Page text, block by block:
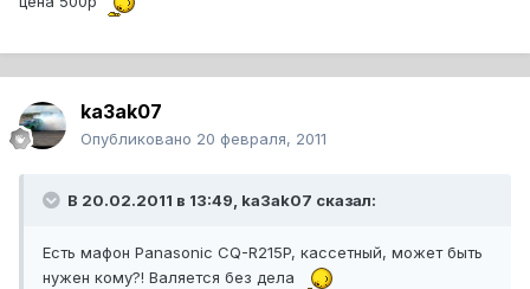
ka3ak07
Опубликовано 20 февраля, 2011
В 20.02.2011 в 13:49, ka3ak07 сказал:
Есть мафон Panasonic CQ-R215P, кассетный, может быть
нужен кому?! Валяется без дела